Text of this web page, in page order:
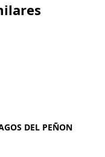
DEL PEÑON